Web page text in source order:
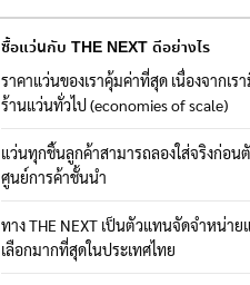
ซื้อแว่นกับ THE NEXT ดีอย่างไร
ราคาแว่นของเราคุ้มค่าที่สุด เนื่องจาก
ร้านแว่นทั่วไป (economies of scale)
แว่นทุกชิ้นลูกค้าสามารถลองใส่จริงก่อน
ศูนย์การค้าชั้นนำ
ทาง THE NEXT เป็นตัวแทนจัดจำหน่
เลือกมากที่สุดในประเทศไทย